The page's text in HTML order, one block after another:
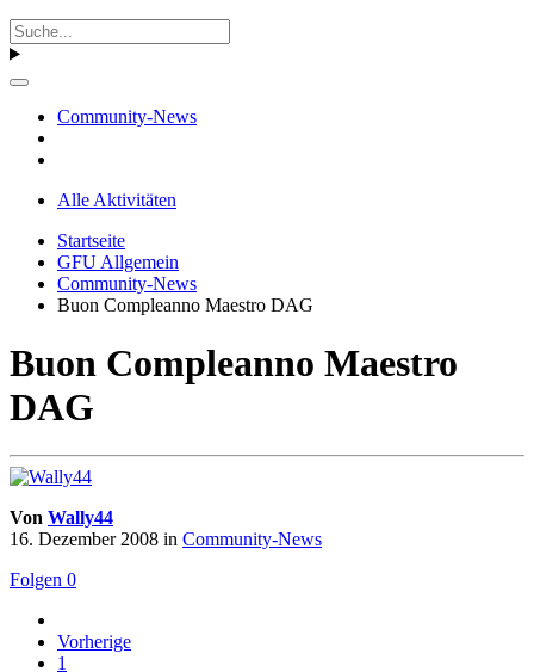
Community-News
Alle Aktivitäten
Startseite
GFU Allgemein
Community-News
Buon Compleanno Maestro DAG
Buon Compleanno Maestro
DAG
Von Wally44
16. Dezember 2008 in Community-News
Folgen 0
Vorherige
1